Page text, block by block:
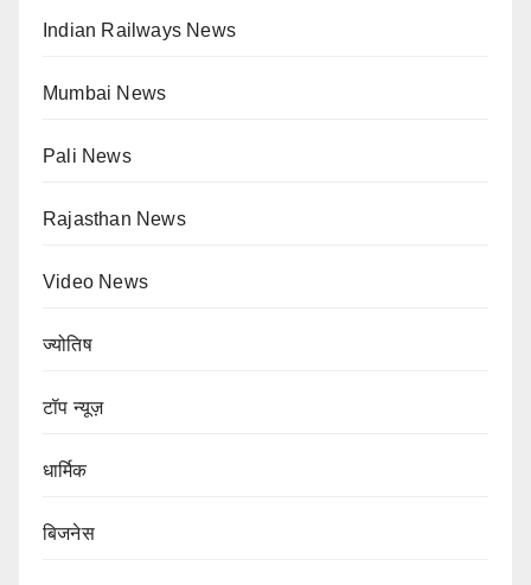
Indian Railways News
Mumbai News
Pali News
Rajasthan News
Video News
ज्योतिष
टॉप न्यूज़
धार्मिक
बिजनेस